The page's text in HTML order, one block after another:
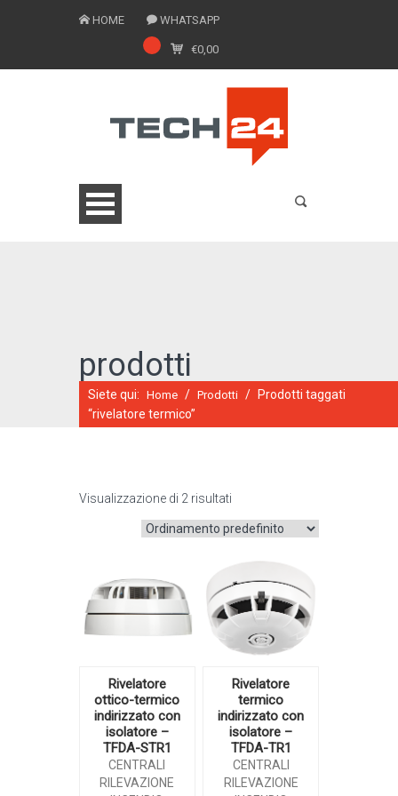
HOME WHATSAPP
€0,00
CATALOGO ONLINE
prodotti
Siete qui: Home / Prodotti /
Prodotti taggati
“rivelatore termico”
Visualizzazione di 2 risultati
Rivelatore
ottico-termico
indirizzato con
isolatore –
TFDA-STR1
CENTRALI
RILEVAZIONE
Rivelatore
termico
indirizzato con
isolatore –
TFDA-TR1
CENTRALI
RILEVAZIONE